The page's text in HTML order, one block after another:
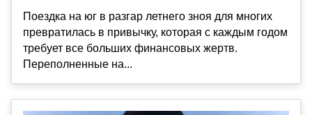
Поездка на юг в разгар летнего зноя для многих
превратилась в привычку, которая с каждым годом
требует все больших финансовых жертв.
Переполненные на...